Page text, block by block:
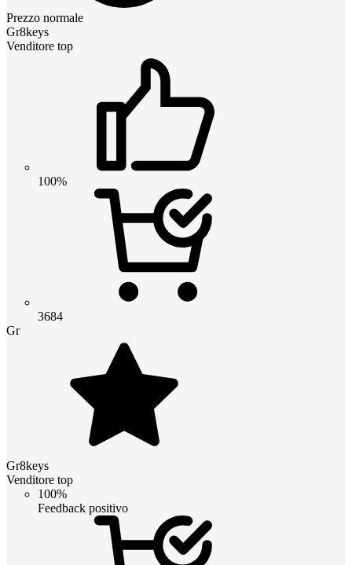
Prezzo normale
Gr8keys
Venditore top
100%
3684
Gr
Gr8keys
Venditore top
100%
Feedback positivo